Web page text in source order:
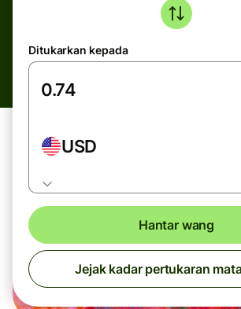
Ditukarkan kepada
USD
Hantar wang
Jejak kadar pertukaran